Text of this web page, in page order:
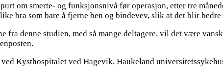
om smerte- og funksjonsnivå før operasjon, etter tre
bra som bare å fjerne ben og bindevev, slik at det blir
fra denne studien, med så mange deltagere, vil det være
Kysthospitalet ved Hagevik, Haukeland